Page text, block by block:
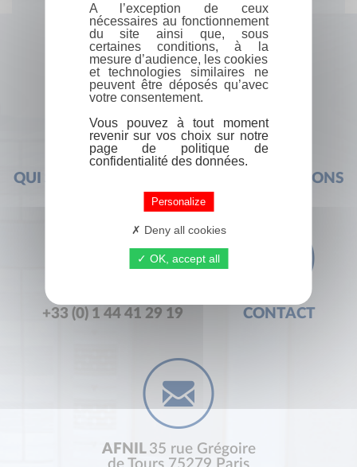
QUI SOMMES-NOUS ? FOIRE AUX QUESTIONS
+33 (0) 1 44 41 29 19 CONTACT
AFNIL 35 rue Grégoire
A l’exception de ceux
nécessaires au fonctionnement
du site ainsi que, sous
certaines conditions, à la
mesure d’audience, les cookies
et technologies similaires ne
peuvent être déposés qu’avec
votre consentement.
Vous pouvez à tout moment
revenir sur vos choix sur notre
page de politique de
confidentialité des données.
Personalize
Deny all cookies
OK, accept all